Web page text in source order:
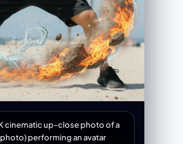
cinematic up-close photo of a
performing an avatar